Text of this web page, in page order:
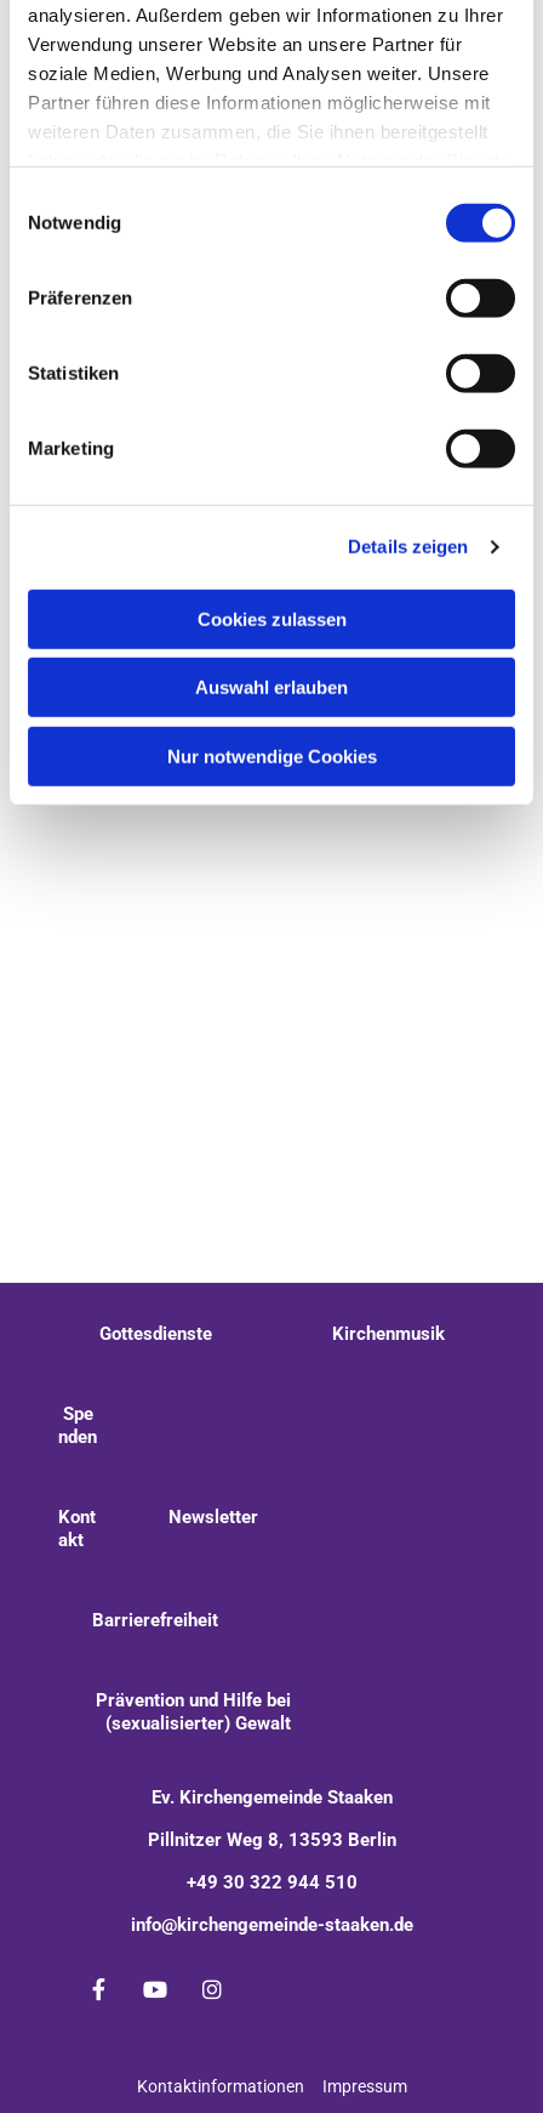
analysieren. Außerdem geben wir Informationen zu Ihrer
Verwendung unserer Website an unsere Partner für
soziale Medien, Werbung und Analysen weiter. Unsere
Partner führen diese Informationen möglicherweise mit
weiteren Daten zusammen, die Sie ihnen bereitgestellt
Notwendig
Präferenzen
Statistiken
Marketing
Details zeigen
Cookies zulassen
Auswahl erlauben
Nur notwendige Cookies
Stefan Pfeiffer, Vorsitzender des
Gemeindekirchenrates
Dies könnte Sie auch
interessieren
Gottesdienste Kirchenmusik
Spe
nden
Kont
akt
Newsletter
Barrierefreiheit
Prävention und Hilfe bei
(sexualisierter) Gewalt
Ev. Kirchengemeinde Staaken
Pillnitzer Weg 8, 13593 Berlin
+49 30 322 944 510
info@kirchengemeinde-staaken.de
Kontaktinformationen Impressum